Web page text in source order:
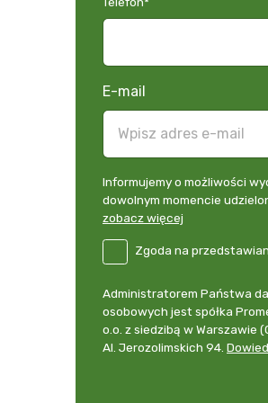
E-mail
Informujemy
o
możliwości
momencie
udzielonej
zgody
+
Informujemy o możliwości
dowolnym momencie
zobacz więcej
DE
przedstawianie
Zgoda na
Administrator
danych
osobowych
Administratorem Państwa
osobowych jest spółka
o.o. z siedzibą w Warszawie
Al. Jerozolimskich 94.